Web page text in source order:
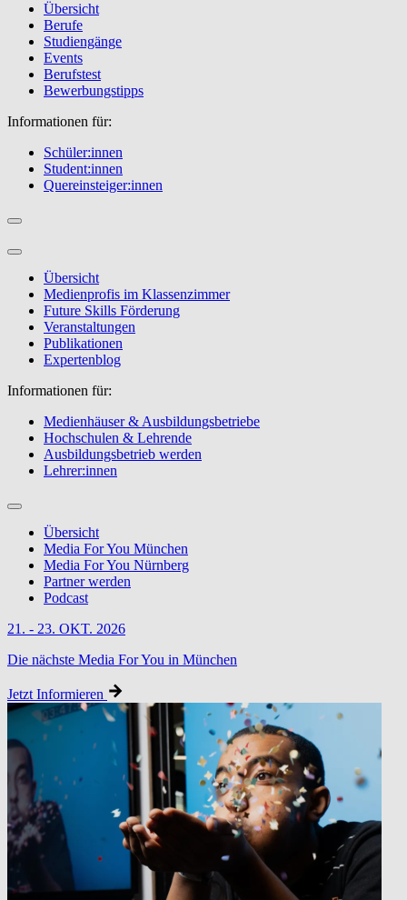
Übersicht
Berufe
Studiengänge
Events
Berufstest
Bewerbungstipps
Informationen für:
Schüler:innen
Student:innen
Quereinsteiger:innen
Übersicht
Medienprofis im Klassenzimmer
Future Skills Förderung
Veranstaltungen
Publikationen
Expertenblog
Informationen für:
Medienhäuser & Ausbildungsbetriebe
Hochschulen & Lehrende
Ausbildungsbetrieb werden
Lehrer:innen
Übersicht
Media For You München
Media For You Nürnberg
Partner werden
Podcast
21. - 23. OKT. 2026
Die nächste Media For You in München
Jetzt Informieren